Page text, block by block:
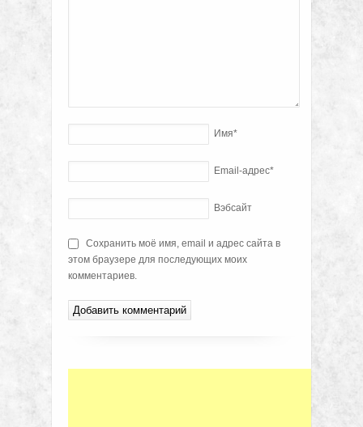
Имя*
Email-адрес*
Вэбсайт
Сохранить моё имя, email и адрес сайта в
этом браузере для последующих моих
комментариев.